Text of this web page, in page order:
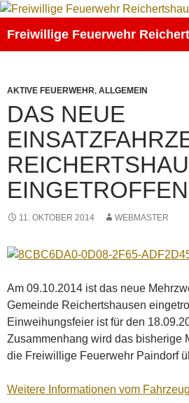
Zum
springen
Freiwillige Feuerwehr
AKTIVE FEUERWEHR, ALLGEMEIN
DAS NEUE
11. OKTOBER 2014 WEBMASTER
Am 09.10.2014 ist das neue
Gemeinde Reichertshausen
Einweihungsfeier ist für den
Zusammenhang wird das bisherige
die Freiwillige Feuerwehr Paindorf
Weitere Informationen vom